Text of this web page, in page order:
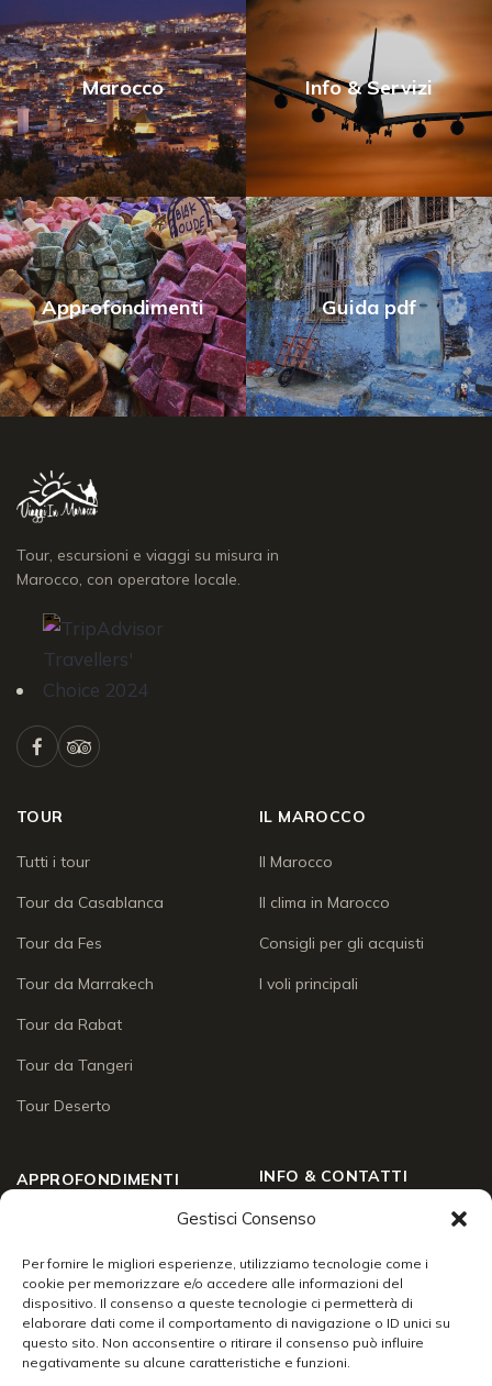
Gestisci Consenso
Per fornire le migliori esperienze, utilizziamo tecnologie come i
cookie per memorizzare e/o accedere alle informazioni del
dispositivo. Il consenso a queste tecnologie ci permetterà di
elaborare dati come il comportamento di navigazione o ID unici su
questo sito. Non acconsentire o ritirare il consenso può influire
negativamente su alcune caratteristiche e funzioni.
Marocco Info & Servizi
Approfondimenti Guida pdf
Tour, escursioni e viaggi su misura in
Marocco, con operatore locale.
TOUR
Tutti i tour
Tour da Casablanca
Tour da Fes
Tour da Marrakech
Tour da Rabat
Tour da Tangeri
Tour Deserto
IL MAROCCO
Il Marocco
Il clima in Marocco
Consigli per gli acquisti
I voli principali
APPROFONDIMENTI
Enogastronomia
Lo sai che
Racconti di viaggio
INFO & CONTATTI
Chi siamo
Social Wall
Contatti
24/7 support